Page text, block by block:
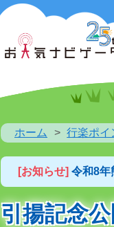
ホーム 行楽ポイ
[お知らせ] 令和8年
引揚記念